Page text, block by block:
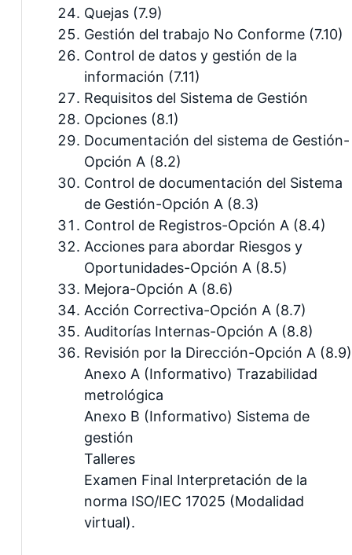
Quejas (7.9)
Gestión del trabajo No Conforme (7.10)
Control de datos y gestión de la
información (7.11)
Requisitos del Sistema de Gestión
Opciones (8.1)
Documentación del sistema de Gestión-
Opción A (8.2)
Control de documentación del Sistema
de Gestión-Opción A (8.3)
Control de Registros-Opción A (8.4)
Acciones para abordar Riesgos y
Oportunidades-Opción A (8.5)
Mejora-Opción A (8.6)
Acción Correctiva-Opción A (8.7)
Auditorías Internas-Opción A (8.8)
Revisión por la Dirección-Opción A (8.9)
Anexo A (Informativo) Trazabilidad
metrológica
Anexo B (Informativo) Sistema de
gestión
Talleres
Examen Final Interpretación de la
norma ISO/IEC 17025 (Modalidad
virtual).